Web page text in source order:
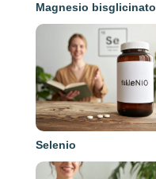
Magnesio bisglicinato
Selenio